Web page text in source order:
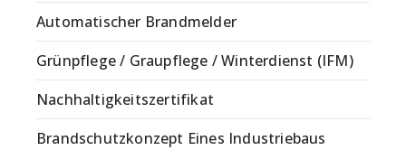
Automatischer Brandmelder
Grünpflege / Graupflege / Winterdienst (IFM)
Nachhaltigkeitszertifikat
Brandschutzkonzept Eines Industriebaus